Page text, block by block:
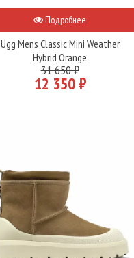
Подробнее
Ugg Mens Classic Mini Weather
Hybrid Orange
31 650 ₽
12 350 ₽